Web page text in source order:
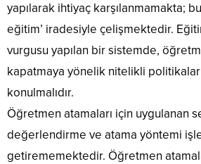
yapılarak ihtiyaç karşılanmamakta;
eğitim’ iradesiyle çelişmektedir.
vurgusu yapılan bir sistemde,
kapatmaya yönelik nitelikli
konulmalıdır.
Öğretmen atamaları için uygulanan
değerlendirme ve atama yöntemi
getirememektedir. Öğretmen